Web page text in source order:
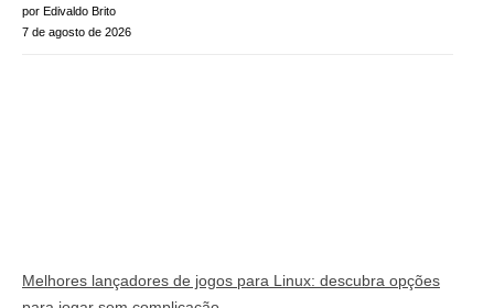
por Edivaldo Brito
7 de agosto de 2026
Melhores lançadores de jogos para Linux: descubra opções